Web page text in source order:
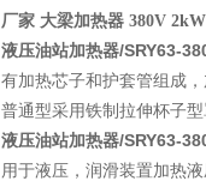
厂家 大梁加热器 380V 2kW
液压油站加热器/SRY63-
有加热芯子和护套管组成
普通型采用铁制拉伸杯子
液压油站加热器/SRY63-
用于液压，润滑装置加热